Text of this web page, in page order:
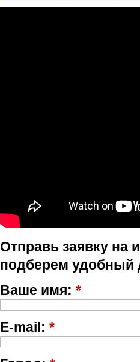
Отправь заявку на
подберем удобный
Ваше имя: *
E-mail: *